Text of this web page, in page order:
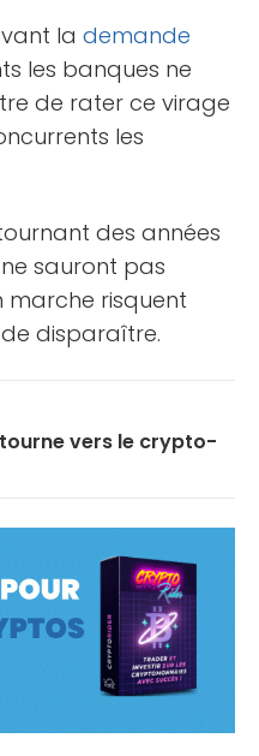
la demande
les banques ne
de rater ce virage
les
des années
sauront pas
marche risquent
disparaître.
vers le crypto-